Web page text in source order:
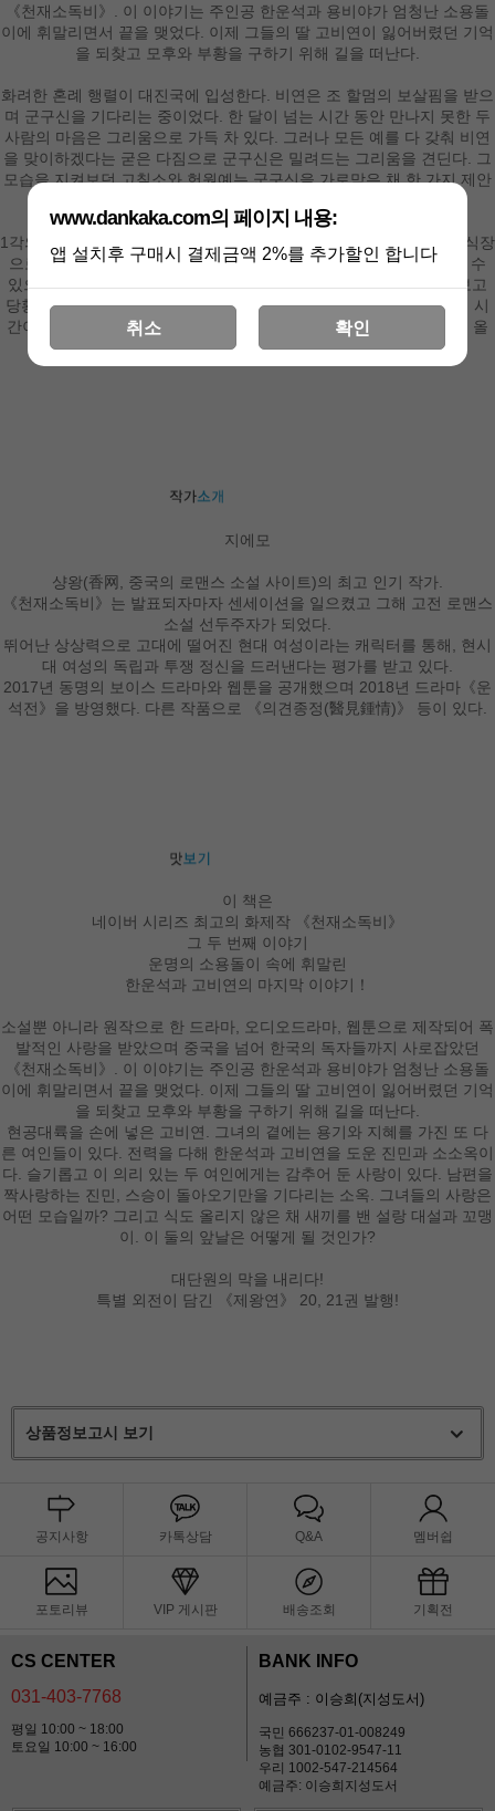
《천재소독비》. 이 이야기는 주인공 한운석과 용비야가 엄청난 소용돌
이에 휘말리면서 끝을 맺었다. 이제 그들의 딸 고비연이 잃어버렸던 기억
을 되찾고 모후와 부황을 구하기 위해 길을 떠난다.
화려한 혼례 행렬이 대진국에 입성한다. 비연은 조 할멈의 보살핌을 받으
며 군구신을 기다리는 중이었다. 한 달이 넘는 시간 동안 만나지 못한 두
사람의 마음은 그리움으로 가득 차 있다. 그러나 모든 예를 다 갖춰 비연
을 맞이하겠다는 굳은 다짐으로 군구신은 밀려드는 그리움을 견딘다. 그
모습을 지켜보던 고칠소와 헌원예는 군구신을 가로막은 채 한 가지 제안
1각의 시간 동안 같은 옷을 입은 여자들 사이에서 단 한 명을 선택해 식장
으로 가야 한다는 것이다. 군구신은 어떤 상황이라도 연아를 알아볼 수
있으리라 자신했으나 똑같은 옷차림에 면사포를 둘러쓴 여자들을 보고
당황한다. 그녀들에게 말을 걸 수도, 옷자락을 만질 수도 없다. 1각의 시
간이 흐른 뒤, 한 여자를 선택한 군구신은 한운석과 용비야에게 절을 올
린 후 길을 떠나는데…….
지에모
샹왕(香网, 중국의 로맨스 소설 사이트)의 최고 인기 작가.
《천재소독비》는 발표되자마자 센세이션을 일으켰고 그해 고전 로맨스
소설 선두주자가 되었다.
뛰어난 상상력으로 고대에 떨어진 현대 여성이라는 캐릭터를 통해, 현시
대 여성의 독립과 투쟁 정신을 드러낸다는 평가를 받고 있다.
2017년 동명의 보이스 드라마와 웹툰을 공개했으며 2018년 드라마《운
석전》을 방영했다. 다른 작품으로 《의견종정(醫見鍾情)》 등이 있다.
이 책은
네이버 시리즈 최고의 화제작 《천재소독비》
그 두 번째 이야기
운명의 소용돌이 속에 휘말린
한운석과 고비연의 마지막 이야기！
소설뿐 아니라 원작으로 한 드라마, 오디오드라마, 웹툰으로 제작되어 폭
발적인 사랑을 받았으며 중국을 넘어 한국의 독자들까지 사로잡았던
《천재소독비》. 이 이야기는 주인공 한운석과 용비야가 엄청난 소용돌
이에 휘말리면서 끝을 맺었다. 이제 그들의 딸 고비연이 잃어버렸던 기억
을 되찾고 모후와 부황을 구하기 위해 길을 떠난다.
현공대륙을 손에 넣은 고비연. 그녀의 곁에는 용기와 지혜를 가진 또 다
른 여인들이 있다. 전력을 다해 한운석과 고비연을 도운 진민과 소소옥이
다. 슬기롭고 이 의리 있는 두 여인에게는 감추어 둔 사랑이 있다. 남편을
짝사랑하는 진민, 스승이 돌아오기만을 기다리는 소옥. 그녀들의 사랑은
어떤 모습일까? 그리고 식도 올리지 않은 채 새끼를 밴 설랑 대설과 꼬맹
이. 이 둘의 앞날은 어떻게 될 것인가?
대단원의 막을 내리다!
특별 외전이 담긴 《제왕연》 20, 21권 발행!
상품정보고시 보기
공지사항 카톡상담 Q&A 멤버쉽
포토리뷰 VIP 게시판 배송조회 기획전
CS CENTER
031-403-7768
평일 10:00 ~ 18:00
토요일 10:00 ~ 16:00
BANK INFO
예금주 : 이승희(지성도서)
국민 666237-01-008249
농협 301-0102-9547-11
우리 1002-547-214564
예금주: 이승희지성도서
www.dankaka.com의 페이지 내용:
앱 설치후 구매시 결제금액 2%를 추가할인 합니다
취소 확인